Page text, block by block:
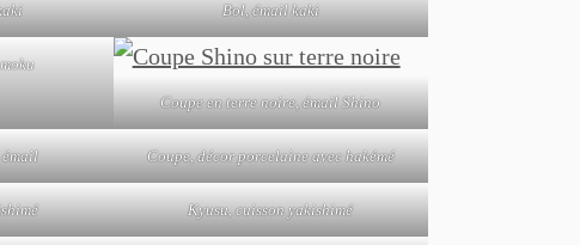
Bol, émail kaki
Coupe en terre noire, émail Shino
émail Coupe, décor porcelaine avec hakémé
Kyusu, cuisson yakishimé